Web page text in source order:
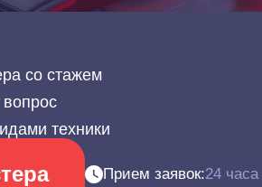
со стажем
техники
Прием заявок:24 часа